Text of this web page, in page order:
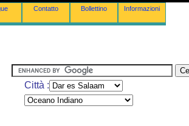
Contatto Bollettino Informazioni
Città :